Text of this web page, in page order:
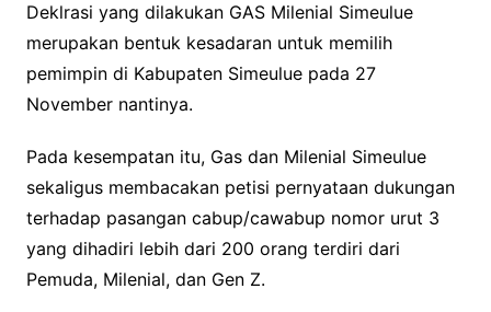
Deklrasi yang dilakukan GAS Milenial Simeulue
merupakan bentuk kesadaran untuk memilih
pemimpin di Kabupaten Simeulue pada 27
November nantinya.
Pada kesempatan itu, Gas dan Milenial Simeulue
sekaligus membacakan petisi pernyataan dukungan
terhadap pasangan cabup/cawabup nomor urut 3
yang dihadiri lebih dari 200 orang terdiri dari
Pemuda, Milenial, dan Gen Z.